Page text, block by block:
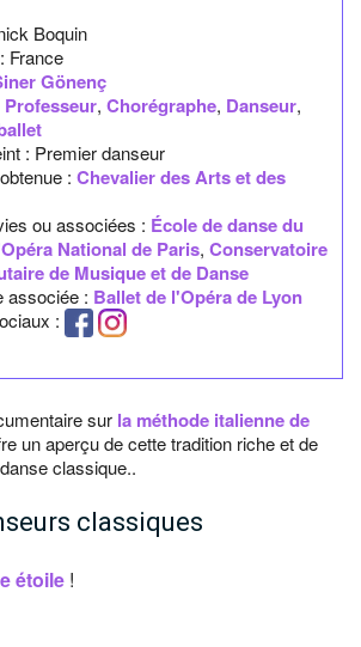
Boquin
France
Gönenç
Professeur, Chorégraphe, Danseur,
: Premier danseur
: Chevalier des Arts et des
ou associées : École de danse du
National de Paris, Conservatoire
de Musique et de Danse
associée : Ballet de l'Opéra de Lyon
:
sur la méthode italienne de
un aperçu de cette tradition riche et de
classique..
classiques
étoile !